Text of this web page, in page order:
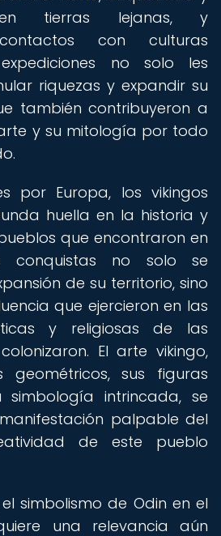
en tierras lejanas, y
con culturas
no solo les
riquezas y expandir su
también contribuyeron a
y su mitología por todo
por Europa, los vikingos
huella en la historia y
que encontraron en
conquistas no solo se
de su territorio, sino
que ejercieron en las
y religiosas de las
El arte vikingo,
geométricos, sus figuras
simbología intrincada, se
palpable del
de este pueblo
simbolismo de Odin en el
una relevancia aún